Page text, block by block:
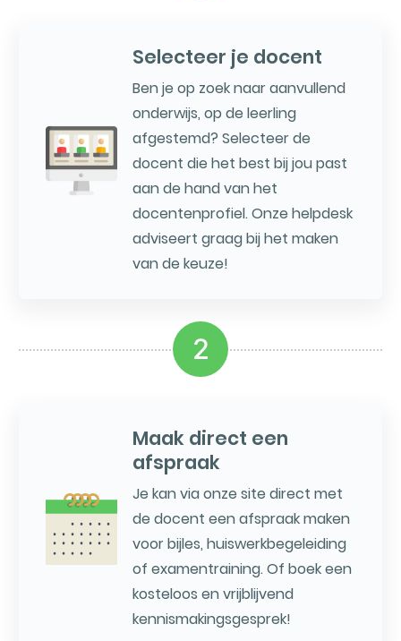
Selecteer je docent
Ben je op zoek naar aanvullend
onderwijs, op de leerling
afgestemd? Selecteer de
docent die het best bij jou past
aan de hand van het
docentenprofiel. Onze helpdesk
adviseert graag bij het maken
van de keuze!
2
Maak direct een
afspraak
Je kan via onze site direct met
de docent een afspraak maken
voor bijles, huiswerkbegeleiding
of examentraining. Of boek een
kosteloos en vrijblijvend
kennismakingsgesprek!